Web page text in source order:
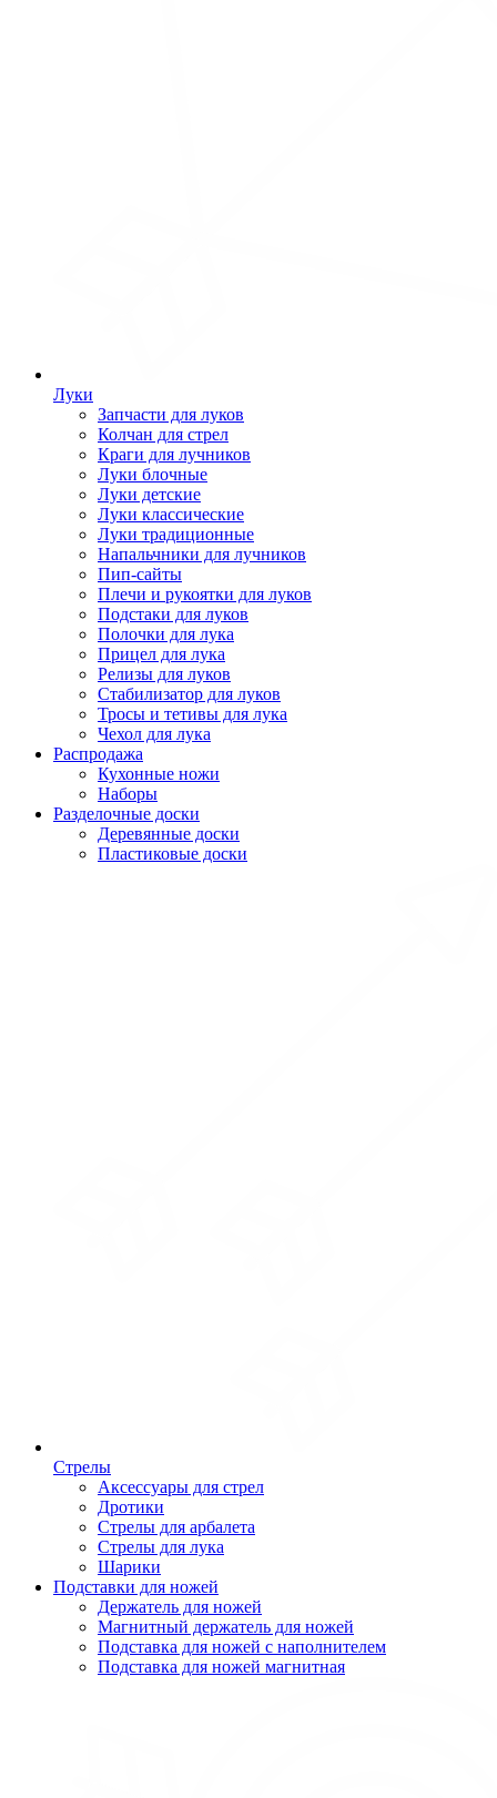
Луки
Запчасти для луков
Колчан для стрел
Краги для лучников
Луки блочные
Луки детские
Луки классические
Луки традиционные
Напальчники для лучников
Пип-сайты
Плечи и рукоятки для луков
Подстаки для луков
Полочки для лука
Прицел для лука
Релизы для луков
Стабилизатор для луков
Тросы и тетивы для лука
Чехол для лука
Распродажа
Кухонные ножи
Наборы
Разделочные доски
Деревянные доски
Пластиковые доски
Стрелы
Аксессуары для стрел
Дротики
Стрелы для арбалета
Стрелы для лука
Шарики
Подставки для ножей
Держатель для ножей
Магнитный держатель для ножей
Подставка для ножей с наполнителем
Подставка для ножей магнитная